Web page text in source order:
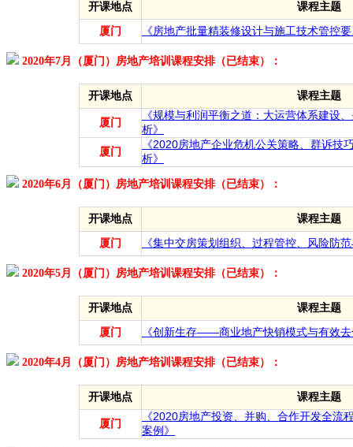
开课地点 课程主题
厦门 《房地产批量精装修设计与施工技术管控
2020年7月（厦门）房地产培训课程安排（已结束）：
开课地点 课程主题
厦门
《规模与利润平衡之道：大运营体系建设
析》
厦门
《2020房地产企业危机公关策略、群诉技
析》
2020年6月（厦门）房地产培训课程安排（已结束）：
开课地点 课程主题
厦门 《集中交房策划组织、过程管控、风险防
2020年5月（厦门）房地产培训课程安排（已结束）：
开课地点 课程主题
厦门 《创新生存——商业地产快销模式与有效
2020年4月（厦门）房地产培训课程安排（已结束）：
开课地点 课程主题
厦门
《2020房地产投资、并购、合作开发全流
案例》